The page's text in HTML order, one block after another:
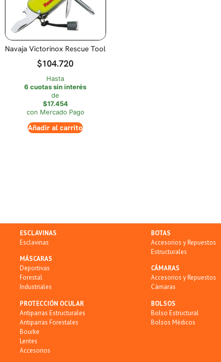
Navaja Victorinox Rescue Tool
$104.720
Hasta
6 cuotas sin interés
de
$17.454
con Mercado Pago
Añadir al carrito
ESCLAVINAS
Esclavinas
MÁSCARAS
Deportivas
Forestal
Industriales
PROTECCIÓN OCULAR
Antiparras Estructurales
Antiparras Forestales
Bourke
Lentes
Accesorios
BOTAS
Accesorios y Repuestos
Estructurales
CÁMARAS
Accesorios y Repuestos
Cámaras
BOLSOS
Bolso Estructural
Bolsos Médicos